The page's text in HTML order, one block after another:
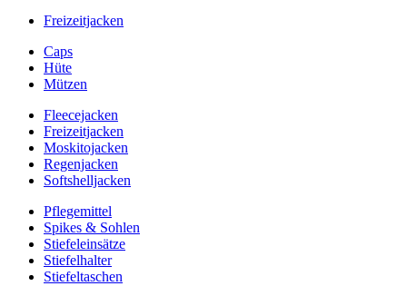
Freizeitjacken
Caps
Hüte
Mützen
Fleecejacken
Freizeitjacken
Moskitojacken
Regenjacken
Softshelljacken
Pflegemittel
Spikes & Sohlen
Stiefeleinsätze
Stiefelhalter
Stiefeltaschen